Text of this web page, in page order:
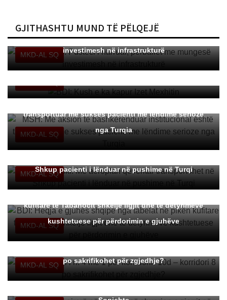
GJITHASHTU MUND TË PËLQEJË
MKD-AL SQ
Korça Plus: Pusteci i harruar, përballet me mungesë
investimesh në infrastrukturë
MKD-AL SQ
MSH: Me aksion të bashkërenduar institucional është
transportuar me sukses pacienti me lëndime serioze
nga Turqia
MKD-AL SQ
Shkup pacienti i lënduar në pushime në Turqi
MKD-AL SQ
BDI: Heqja e gjuhës shqipe nga tabelat në pikën
kufitare të Tabanocit shkelje ligjit dhe të detyrimeve
kushtetuese për përdorimin e gjuhëve
MKD-AL SQ
po sakrifikohet për zgjedhje?